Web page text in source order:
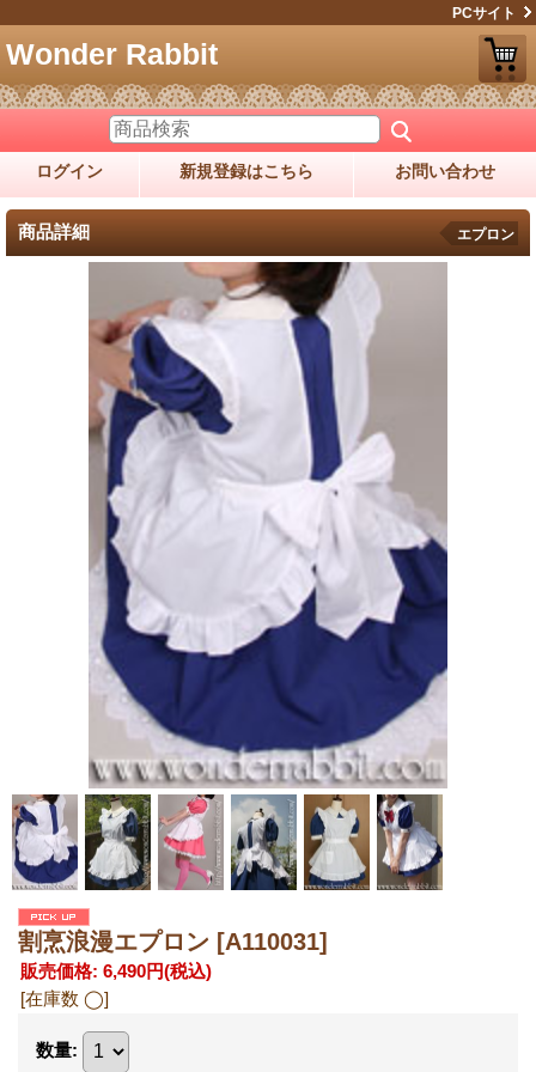
PCサイト
Wonder Rabbit
ログイン 新規登録はこちら お問い合わせ
商品詳細 エプロン
割烹浪漫エプロン [A110031]
販売価格: 6,490円(税込)
[在庫数 ◯]
数量: